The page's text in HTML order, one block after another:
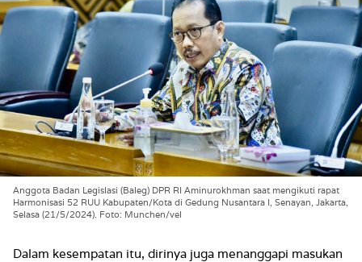
Anggota Badan Legislasi (Baleg) DPR RI Aminurokhman saat mengikuti rapat
Harmonisasi 52 RUU Kabupaten/Kota di Gedung Nusantara I, Senayan, Jakarta,
Selasa (21/5/2024). Foto: Munchen/vel
Dalam kesempatan itu, dirinya juga menanggapi masukan